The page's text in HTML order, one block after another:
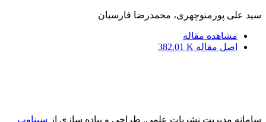
سید علی پورمنوچهری، محمدرضا فارسیان
مشاهده مقاله
اصل مقاله 382.01 K
سامانه مدیریت نشریات علمی. طراحی و پیاده سازی از سیناوب